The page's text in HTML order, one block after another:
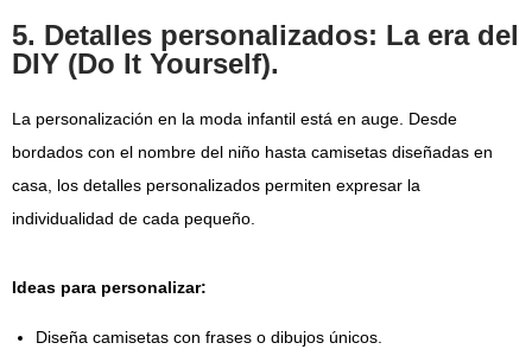
5. Detalles personalizados: La era del
DIY (Do It Yourself).
La personalización en la moda infantil está en auge. Desde
bordados con el nombre del niño hasta camisetas diseñadas en
casa, los detalles personalizados permiten expresar la
individualidad de cada pequeño.
Ideas para personalizar:
Diseña camisetas con frases o dibujos únicos.